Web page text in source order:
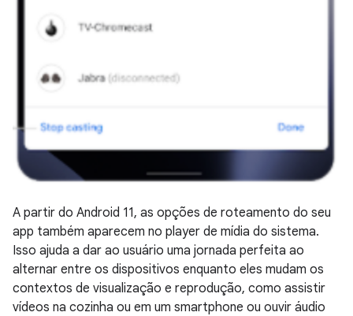
A partir do Android 11, as opções de roteamento do seu
app também aparecem no player de mídia do sistema.
Isso ajuda a dar ao usuário uma jornada perfeita ao
alternar entre os dispositivos enquanto eles mudam os
contextos de visualização e reprodução, como assistir
vídeos na cozinha ou em um smartphone ou ouvir áudio